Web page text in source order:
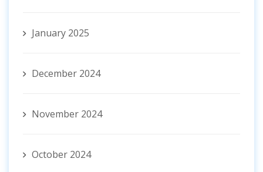
January 2025
December 2024
November 2024
October 2024